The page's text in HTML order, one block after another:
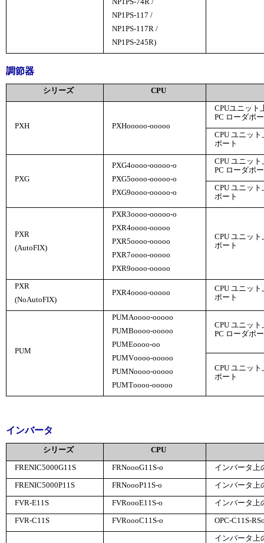
NP1PS-74R /
NP1PS-117 /
NP1PS-117R /
NP1PS-245R)
調節器
シリーズ CPU
PXH PXHooooo-ooooo
CPUユニット
PC ローダポ
CPU ユニット
ポート
PXG
PXG4oooo-ooooo-o
PXG5oooo-ooooo-o
PXG9oooo-ooooo-o
CPU ユニット
PC ローダポ
CPU ユニット
ポート
PXR
(AutoFIX)
PXR3oooo-ooooo-o
PXR4oooo-ooooo
PXR5oooo-ooooo
PXR7oooo-ooooo
PXR9oooo-ooooo
CPU ユニット
ポート
PXR
(NoAutoFIX)
PXR4oooo-ooooo
CPU ユニット
ポート
PUM
PUMAoooo-ooooo
PUMBoooo-ooooo
PUMEoooo-oo
PUMVoooo-ooooo
PUMNoooo-ooooo
PUMToooo-ooooo
CPU ユニット
PC ローダポ
CPU ユニット
ポート
インバータ
シリーズ CPU
FRENIC5000G11S FRNoooG11S-o インバータ上
FRENIC5000P11S FRNoooP11S-o インバータ上
FVR-E11S FVRoooE11S-o インバータ上
FVR-C11S FVRoooC11S-o OPC-C11S-RS
インバータ上